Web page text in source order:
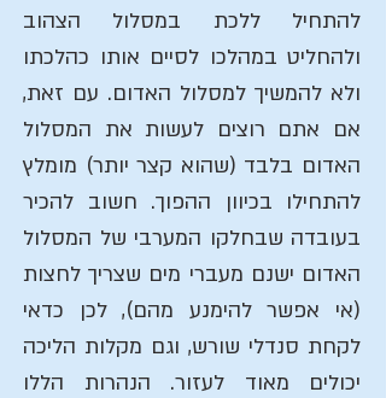
להתחיל ללכת במסלול הצהוב
ולהחליט במהלכו לסיים אותו כהלכתו
ולא להמשיך למסלול האדום. עם זאת,
אם אתם רוצים לעשות את המסלול
האדום בלבד (שהוא קצר יותר) מומלץ
להתחילו בכיוון ההפוך. חשוב להכיר
בעובדה שבחלקו המערבי של המסלול
האדום ישנם מעברי מים שצריך לחצות
(אי אפשר להימנע מהם), לכן כדאי
לקחת סנדלי שורש, וגם מקלות הליכה
יכולים מאוד לעזור. הנהרות הללו